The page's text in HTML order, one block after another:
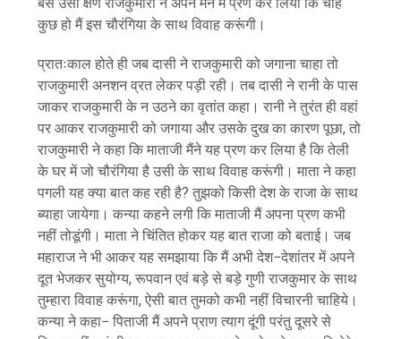
बस उसी क्षण राजकुमारी ने अपने मन में प्रण कर लिया कि चाहे
कुछ हो मैं इस चौरंगिया के साथ विवाह करूंगी।
प्रातःकाल होते ही जब दासी ने राजकुमारी को जगाना चाहा तो
राजकुमारी अनशन व्रत लेकर पड़ी रही। तब दासी ने रानी के पास
जाकर राजकुमारी के न उठने का वृतांत कहा। रानी ने तुरंत ही वहां
पर आकर राजकुमारी को जगाया और उसके दुख का कारण पूछा, तो
राजकुमारी ने कहा कि माताजी मैंने यह प्रण कर लिया है कि तेली
के घर में जो चौरंगिया है उसी के साथ विवाह करूंगी। माता ने कहा
पगली यह क्या बात कह रही है? तुझको किसी देश के राजा के साथ
ब्याहा जायेगा। कन्या कहने लगी कि माताजी मैं अपना प्रण कभी
नहीं तोडूंगी। माता ने चिंतित होकर यह बात राजा को बताई। जब
महाराज ने भी आकर यह समझाया कि मैं अभी देश−देशांतर में अपने
दूत भेजकर सुयोग्य, रूपवान एवं बड़े से बड़े गुणी राजकुमार के साथ
तुम्हारा विवाह करूंगा, ऐसी बात तुमको कभी नहीं विचारनी चाहिये।
कन्या ने कहा− पिताजी मैं अपने प्राण त्याग दूंगी परंतु दूसरे से